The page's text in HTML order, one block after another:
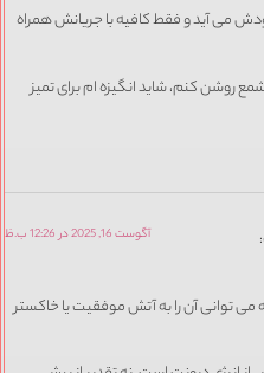
می آید و فقط کافیه با جریانش همراه
روشن کنم، شاید انگیزه ام برای تمیز
آگوست 16, 2025 در 12:26 ب.ظ
آن را به آتش موفقیت یا خاکستر